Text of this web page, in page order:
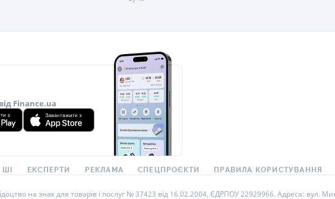
Finance.ua
ЕКСПЕРТИ РЕКЛАМА СПЕЦПРОЄКТИ ПРАВИЛА КОРИСТУВАННЯ
на знак для товарів і послуг № 37423 від 16.02.2004, ЄДРПОУ 22929966. Адреса: вул.